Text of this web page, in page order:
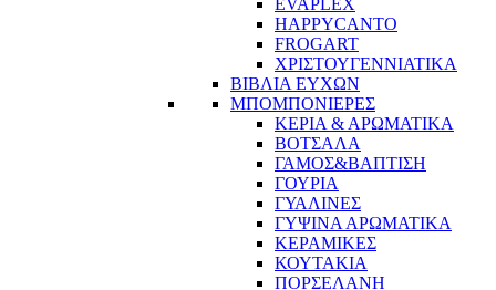
HAPPYCANTO
FROGART
ΧΡΙΣΤΟΥΓΕΝΝΙΑΤΙΚΑ
ΒΙΒΛΙΑ ΕΥΧΩΝ
ΜΠΟΜΠΟΝΙΕΡΕΣ
ΚΕΡΙΑ & ΑΡΩΜΑΤΙΚΑ
ΒΟΤΣΑΛΑ
ΓΑΜΟΣ&ΒΑΠΤΙΣΗ
ΓΟΥΡΙΑ
ΓΥΑΛΙΝΕΣ
ΓΥΨΙΝΑ ΑΡΩΜΑΤΙΚΑ
ΚΕΡΑΜΙΚΕΣ
ΚΟΥΤΑΚΙΑ
ΠΟΡΣΕΛΑΝΗ